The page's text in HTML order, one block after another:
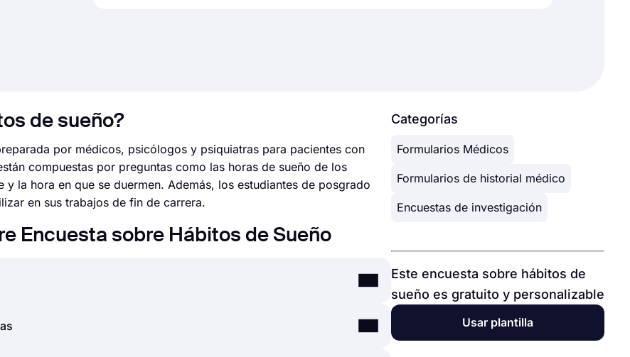
de sueño?
por médicos, psicólogos y psiquiatras para pacientes con
compuestas por preguntas como las horas de sueño de los
la hora en que se duermen. Además, los estudiantes de posgrado
en sus trabajos de fin de carrera.
Encuesta sobre Hábitos de Sueño
encuestas, forms.app está aquí para satisfacer sus
Categorías
Formularios Médicos
Formularios de historial médico
Encuestas de investigación
Este encuesta sobre hábitos de
sueño es gratuito y personalizable
Usar plantilla